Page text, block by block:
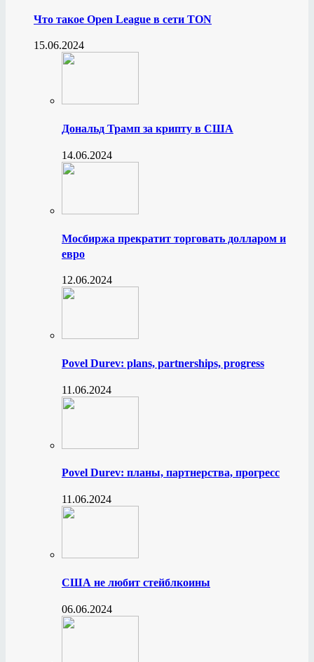
Что такое Open League в сети TON
15.06.2024
Дональд Трамп за крипту в США
14.06.2024
Мосбиржа прекратит торговать долларом и
евро
12.06.2024
Povel Durev: plans, partnerships, progress
11.06.2024
Povel Durev: планы, партнерства, прогресс
11.06.2024
США не любит стейблкоины
06.06.2024